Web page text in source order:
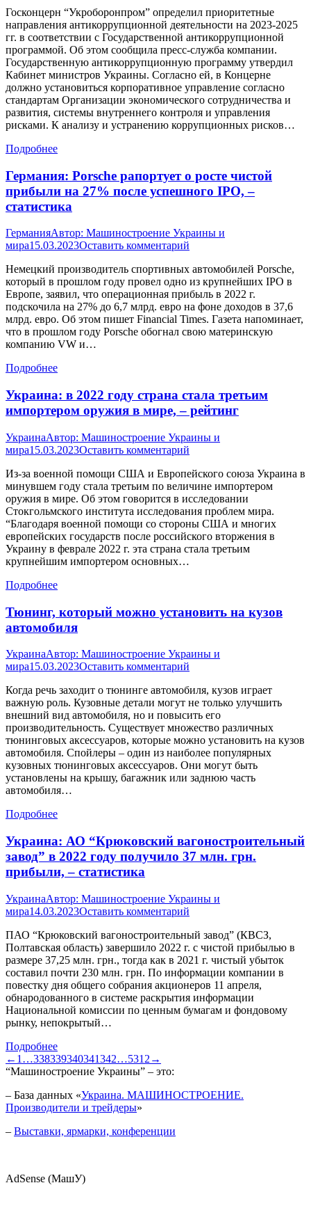
Госконцерн “Укроборонпром” определил приоритетные
направления антикоррупционной деятельности на 2023-2025
гг. в соответствии с Государственной антикоррупционной
программой. Об этом сообщила пресс-служба компании.
Государственную антикоррупционную программу утвердил
Кабинет министров Украины. Согласно ей, в Концерне
должно установиться корпоративное управление согласно
стандартам Организации экономического сотрудничества и
развития, системы внутреннего контроля и управления
рисками. К анализу и устранению коррупционных рисков…
Подробнее
Германия: Porsche рапортует о росте чистой
прибыли на 27% после успешного IPO, –
статистика
ГерманияАвтор: Машиностроение Украины и
мира15.03.2023Оставить комментарий
Немецкий производитель спортивных автомобилей Porsche,
который в прошлом году провел одно из крупнейших IPO в
Европе, заявил, что операционная прибыль в 2022 г.
подскочила на 27% до 6,7 млрд. евро на фоне доходов в 37,6
млрд. евро. Об этом пишет Financial Times. Газета напоминает,
что в прошлом году Porsche обогнал свою материнскую
компанию VW и…
Подробнее
Украина: в 2022 году страна стала третьим
импортером оружия в мире, – рейтинг
УкраинаАвтор: Машиностроение Украины и
мира15.03.2023Оставить комментарий
Из-за военной помощи США и Европейского союза Украина в
минувшем году стала третьим по величине импортером
оружия в мире. Об этом говорится в исследовании
Стокгольмского института исследования проблем мира.
“Благодаря военной помощи со стороны США и многих
европейских государств после российского вторжения в
Украину в феврале 2022 г. эта страна стала третьим
крупнейшим импортером основных…
Подробнее
Тюнинг, который можно установить на кузов
автомобиля
УкраинаАвтор: Машиностроение Украины и
мира15.03.2023Оставить комментарий
Когда речь заходит о тюнинге автомобиля, кузов играет
важную роль. Кузовные детали могут не только улучшить
внешний вид автомобиля, но и повысить его
производительность. Существует множество различных
тюнинговых аксессуаров, которые можно установить на кузов
автомобиля. Спойлеры – один из наиболее популярных
кузовных тюнинговых аксессуаров. Они могут быть
установлены на крышу, багажник или заднюю часть
автомобиля…
Подробнее
Украина: АО “Крюковский вагоностроительный
завод” в 2022 году получило 37 млн. грн.
прибыли, – статистика
УкраинаАвтор: Машиностроение Украины и
мира14.03.2023Оставить комментарий
ПАО “Крюковский вагоностроительный завод” (КВСЗ,
Полтавская область) завершило 2022 г. с чистой прибылью в
размере 37,25 млн. грн., тогда как в 2021 г. чистый убыток
составил почти 230 млн. грн. По информации компании в
повестку дня общего собрания акционеров 11 апреля,
обнародованного в системе раскрытия информации
Национальной комиссии по ценным бумагам и фондовому
рынку, непокрытый…
Подробнее
← 1 …338339340341342…5312 →
“Машиностроение Украины” – это:
– База данных «Украина. МАШИНОСТРОЕНИЕ.
Производители и трейдеры»
– Выставки, ярмарки, конференции
AdSense (МашУ)